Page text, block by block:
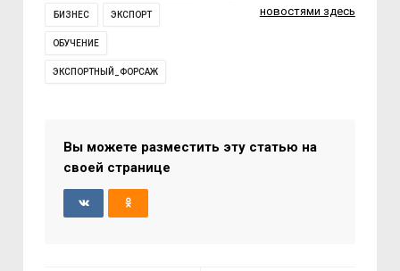
БИЗНЕС ЭКСПОРТ
ОБУЧЕНИЕ
ЭКСПОРТНЫЙ_ФОРСАЖ
новостями здесь
Вы можете разместить эту статью на
своей странице